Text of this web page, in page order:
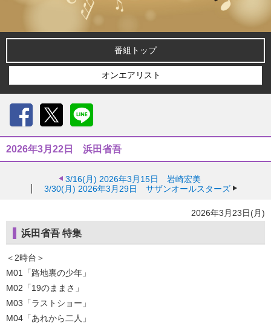
番組トップ
オンエアリスト
2026年3月22日 浜田省吾
3/16(月) 2026年3月15日 岩崎宏美
3/30(月) 2026年3月29日 サザンオールスターズ
2026年3月23日(月)
浜田省吾 特集
＜2時台＞
M01「路地裏の少年」
M02「19のままさ」
M03「ラストショー」
M04「あれから二人」